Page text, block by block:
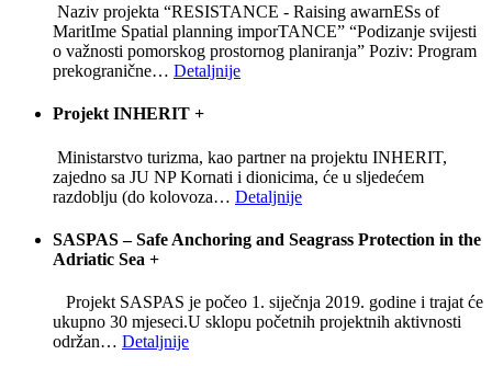
Naziv projekta “RESISTANCE - Raising awarnESs of
MaritIme Spatial planning imporTANCE” “Podizanje svijesti
o važnosti pomorskog prostornog planiranja” Poziv: Program
prekogranične… Detaljnije
Projekt INHERIT +
Ministarstvo turizma, kao partner na projektu INHERIT,
zajedno sa JU NP Kornati i dionicima, će u sljedećem
razdoblju (do kolovoza… Detaljnije
SASPAS – Safe Anchoring and Seagrass Protection in the
Adriatic Sea +
Projekt SASPAS je počeo 1. siječnja 2019. godine i trajat će
ukupno 30 mjeseci.U sklopu početnih projektnih aktivnosti
održan… Detaljnije